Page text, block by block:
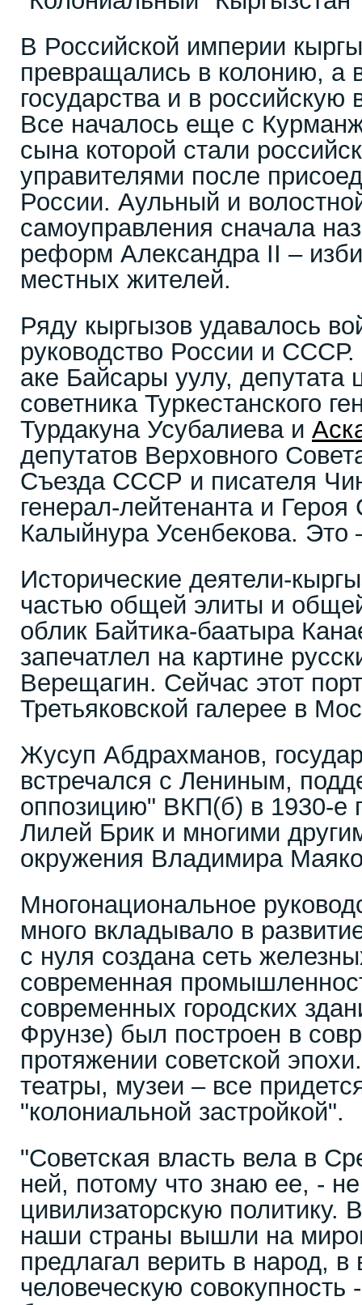
В Российской империи
превращались в колонию, а
государства и в российскую
Все началось еще с
сына которой стали
управителями после
России. Аульный и
самоуправления сначала
реформ Александра II –
местных жителей.
Ряду кыргызов удавалось
руководство России и
аке Байсары уулу, депутата
советника Туркестанского
Турдакуна Усубалиева и
депутатов Верховного
Съезда СССР и писателя
генерал-лейтенанта и
Калыйнура Усенбекова. Это
Исторические деятели-
частью общей элиты и
облик Байтика-баатыра
запечатлел на картине
Верещагин. Сейчас этот
Третьяковской галерее в
Жусуп Абдрахманов,
встречался с Лениным,
оппозицию" ВКП(б) в 1930-е
Лилей Брик и многими
окружения Владимира
Многонациональное
много вкладывало в
с нуля создана сеть
современная
современных городских
Фрунзе) был построен в
протяжении советской
театры, музеи – все
"колониальной застройкой".
"Советская власть вела в
ней, потому что знаю ее, -
цивилизаторскую политику.
наши страны вышли на
предлагал верить в народ, в
человеческую совокупность